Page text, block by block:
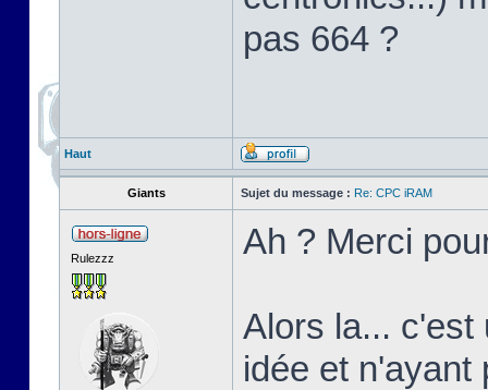
pas 664 ?
Haut
Giants Sujet du message : Re: CPC iRAM
Rulezzz Ah ? Merci
Alors la... c'est
idée et n'ayant